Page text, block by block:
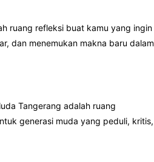
ruang refleksi buat kamu yang ingin
dan menemukan makna baru dalam
Tangerang adalah ruang
generasi muda yang peduli, kritis,